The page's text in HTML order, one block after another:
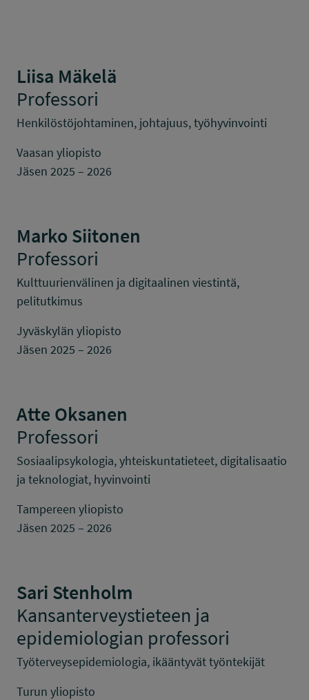
Liisa Mäkelä
Professori
Henkilöstöjohtaminen, johtajuus, työhyvinvointi
Vaasan yliopisto
Jäsen 2025 – 2026
Marko Siitonen
Professori
Kulttuurienvälinen ja digitaalinen viestintä,
pelitutkimus
Jyväskylän yliopisto
Jäsen 2025 – 2026
Atte Oksanen
Professori
Sosiaalipsykologia, yhteiskuntatieteet, digitalisaatio
ja teknologiat, hyvinvointi
Tampereen yliopisto
Jäsen 2025 – 2026
Sari Stenholm
Kansanterveystieteen ja
epidemiologian professori
Työterveysepidemiologia, ikääntyvät työntekijät
Turun yliopisto